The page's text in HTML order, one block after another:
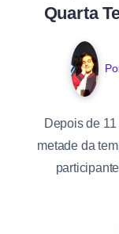
Quarta
Depois de
metade da